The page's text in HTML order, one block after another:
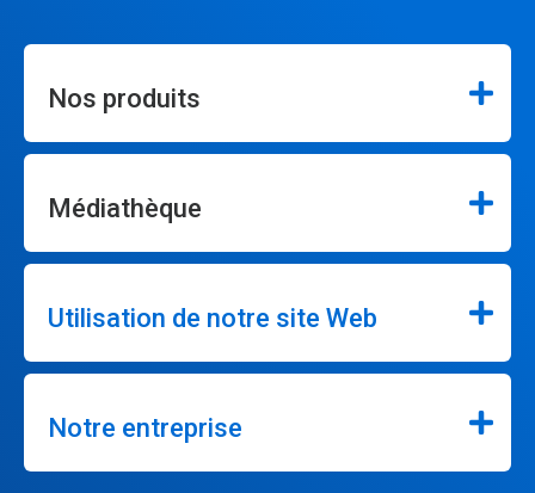
Nos produits
Médiathèque
Utilisation de notre site Web
Notre entreprise